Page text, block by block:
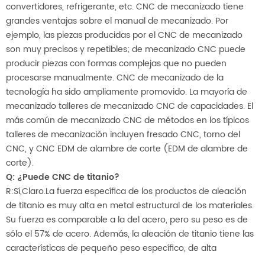
convertidores, refrigerante, etc. CNC de mecanizado tiene
grandes ventajas sobre el manual de mecanizado. Por
ejemplo, las piezas producidas por el CNC de mecanizado
son muy precisos y repetibles; de mecanizado CNC puede
producir piezas con formas complejas que no pueden
procesarse manualmente. CNC de mecanizado de la
tecnología ha sido ampliamente promovido. La mayoría de
mecanizado talleres de mecanizado CNC de capacidades. El
más común de mecanizado CNC de métodos en los típicos
talleres de mecanización incluyen fresado CNC, torno del
CNC, y CNC EDM de alambre de corte (EDM de alambre de
corte).
Q: ¿Puede CNC de titanio?
R:Sí,Claro.La fuerza específica de los productos de aleación
de titanio es muy alta en metal estructural de los materiales.
Su fuerza es comparable a la del acero, pero su peso es de
sólo el 57% de acero. Además, la aleación de titanio tiene las
características de pequeño peso específico, de alta